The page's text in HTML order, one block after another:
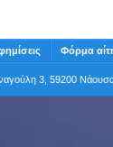
Φόρμα
3, 59200